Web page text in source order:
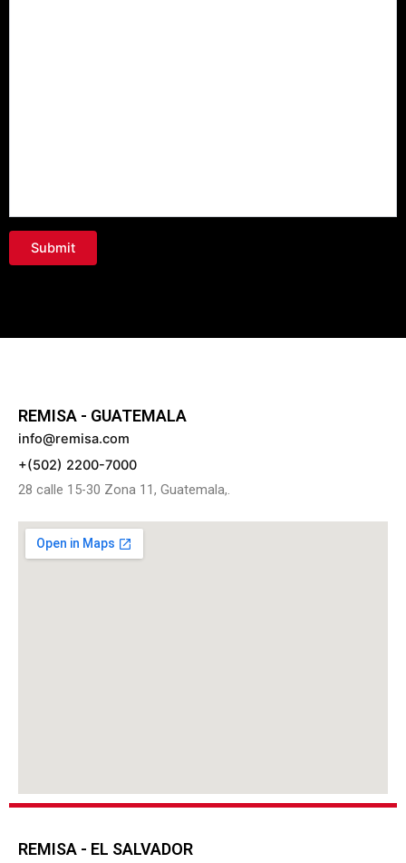
REMISA - GUATEMALA
info@remisa.com
+(502) 2200-7000
28 calle 15-30 Zona 11, Guatemala,.
REMISA - EL SALVADOR